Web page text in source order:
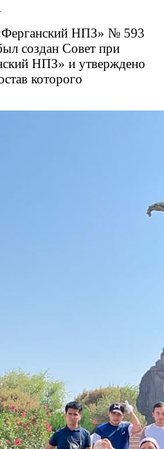
НПЗ» № 593
создан Совет при
НПЗ» и утверждено
которого